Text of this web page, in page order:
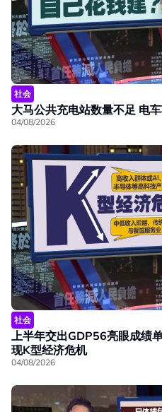
社会
大马公共充电站数量不足 电
04/08/2026
社会
上半年交出GDP56亮眼成绩
现K型经济危机
04/08/2026